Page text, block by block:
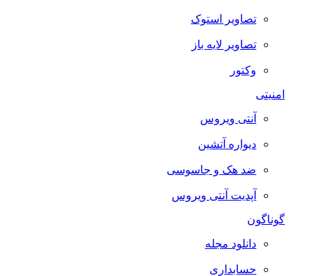
تصاویر استوک
تصاویر لایه باز
وکتور
امنیتی
آنتی ویروس
دیواره آتشین
ضد هک و جاسوسی
آپدیت آنتی ویروس
گوناگون
دانلود مجله
حسابداری